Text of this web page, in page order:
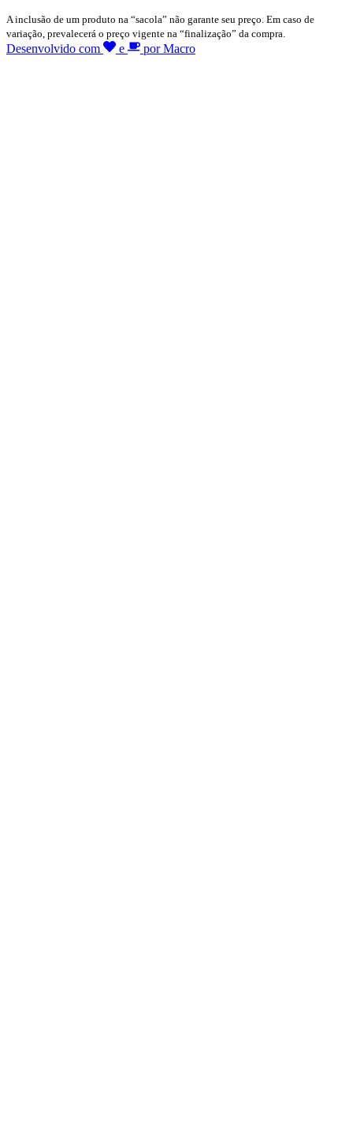
A inclusão de um produto na “sacola” não garante seu preço. Em caso de
variação, prevalecerá o preço vigente na “finalização” da compra.
Desenvolvido com e por Macro